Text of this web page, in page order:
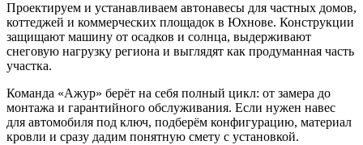
Проектируем и устанавливаем автонавесы для частных домов,
коттеджей и коммерческих площадок в Юхнове. Конструкции
защищают машину от осадков и солнца, выдерживают
снеговую нагрузку региона и выглядят как продуманная часть
участка.
Команда «Ажур» берёт на себя полный цикл: от замера до
монтажа и гарантийного обслуживания. Если нужен навес
для автомобиля под ключ, подберём конфигурацию, материал
кровли и сразу дадим понятную смету с установкой.